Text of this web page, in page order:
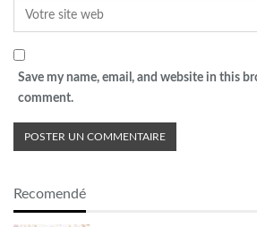
Save my name, email, and website in this
comment.
Recomendé